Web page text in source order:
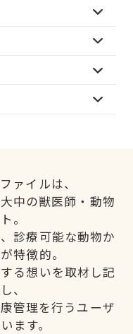
ァイルは、
中の獣医師・動物
。
診療可能な動物か
特徴的。
る想いを取材し記
、
管理を行うユーザ
ます。